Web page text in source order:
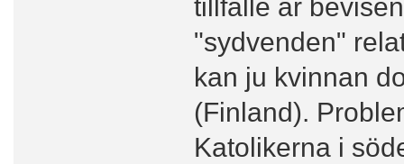
tillfälle är
"sydvenden"
kan ju kvinnan
(Finland).
Katolikerna i